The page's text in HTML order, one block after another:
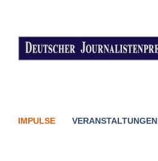
IMPULSE VERANSTALTUNGEN